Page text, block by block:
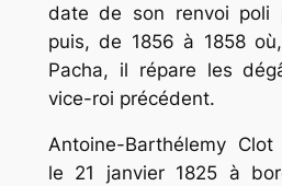
date de son renvoi poli
puis, de 1856 à 1858
Pacha, il répare les
vice-roi précédent.
Antoine-Barthélemy Clot
le 21 janvier 1825 à